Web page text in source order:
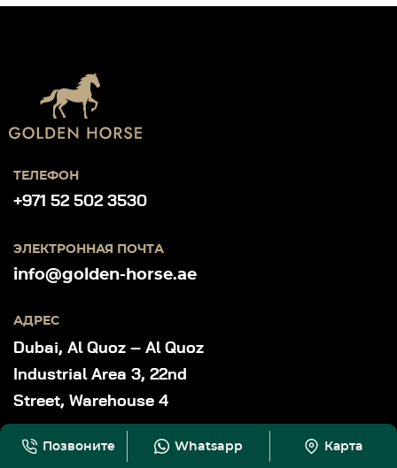
ТЕЛЕФОН
+971 52 502 3530
ЭЛЕКТРОННАЯ ПОЧТА
info@golden-horse.ae
АДРЕС
Dubai, Al Quoz – Al Quoz
Industrial Area 3, 22nd
Street, Warehouse 4
Позвоните Whatsapp Карта